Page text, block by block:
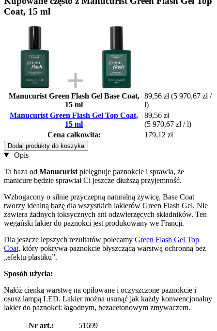
Coat, 15 ml
Manucurist Green Flash Gel Base Coat,
15 ml
89,56 zł (5 970,67 zł /
l)
Manucurist Green Flash Gel Top Coat,
15 ml
89,56 zł
(5 970,67 zł / l)
Cena całkowita:
179,12 zł
Dodaj produkty do koszyka
Opis
Ta baza od Manucurist pielęgnuje paznokcie i sprawia, że
manicure będzie sprawiał Ci jeszcze dłuższą przyjemność.
Wzbogacony o silnie przyczepną naturalną żywicę, Base Coat
tworzy idealną bazę dla wszystkich lakierów Green Flash Gel. Nie
zawiera żadnych toksycznych ani odzwierzęcych składników. Ten
wegański lakier do paznokci jest produkowany we Francji.
Dla jeszcze lepszych rezultatów polecamy Green Flash Gel Top
Coat, który pokrywa paznokcie błyszczącą warstwą ochronną bez
„efektu plastiku”.
Sposób użycia:
Nałóż cienką warstwę na opiłowane i oczyszczone paznokcie i
osusz lampą LED. Lakier można usunąć jak każdy konwencjonalny
lakier do paznokci: łagodnym, bezacetonowym zmywaczem.
Nr art.:
51699